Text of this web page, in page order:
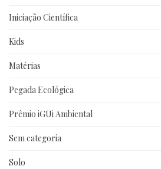
Iniciação Científica
Kids
Matérias
Pegada Ecológica
Prêmio iGUi Ambiental
Sem categoria
Solo